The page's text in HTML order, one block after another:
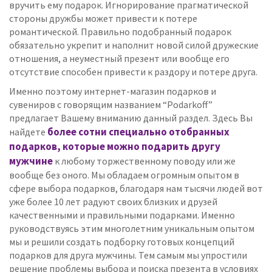
вручить ему подарок. Игнорирование прагматической
стороны дружбы может привести к потере
романтической. Правильно подобранный подарок
обязательно укрепит и наполнит новой силой дружеские
отношения, а неуместный презент или вообще его
отсутствие способен привести к раздору и потере друга.
Именно поэтому интернет-магазин подарков и
сувениров с говорящим названием “Podarkoff”
предлагает Вашему вниманию данный раздел. Здесь Вы
найдете более сотни специально отобранных
подарков, которые можно подарить другу
мужчине к любому торжественному поводу или же
вообще без оного. Мы обладаем огромным опытом в
сфере выбора подарков, благодаря нам тысячи людей вот
уже более 10 лет радуют своих близких и друзей
качественными и правильными подарками. Именно
руководствуясь этим многолетним уникальным опытом
мы и решили создать подборку готовых концепций
подарков для друга мужчины. Тем самым мы упростили
решение проблемы выбора и поиска презента в условиях